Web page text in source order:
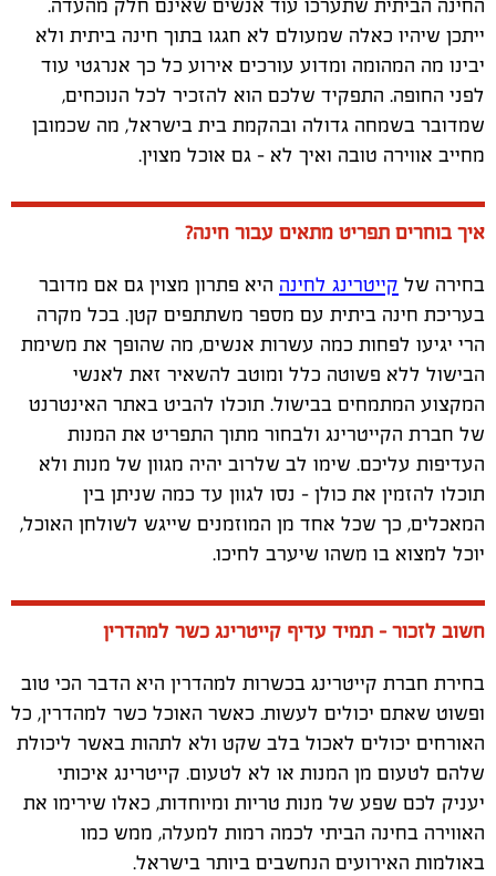
החינה הביתית שתערכו עוד אנשים שאינם חלק מהעדה.
ייתכן שיהיו כאלה שמעולם לא חגגו בתוך חינה ביתית ולא
יבינו מה המהומה ומדוע עורכים אירוע כל כך אנרגטי עוד
לפני החופה. התפקיד שלכם הוא להזכיר לכל הנוכחים,
שמדובר בשמחה גדולה ובהקמת בית בישראל, מה שכמובן
מחייב אווירה טובה ואיך לא – גם אוכל מצוין.
איך בוחרים תפריט מתאים עבור חינה?
בחירה של קייטרינג לחינה היא פתרון מצוין גם אם מדובר
בעריכת חינה ביתית עם מספר משתתפים קטן. בכל מקרה
הרי יגיעו לפחות כמה עשרות אנשים, מה שהופך את משימת
הבישול ללא פשוטה כלל ומוטב להשאיר זאת לאנשי
המקצוע המתמחים בבישול. תוכלו להביט באתר האינטרנט
של חברת הקייטרינג ולבחור מתוך התפריט את המנות
העדיפות עליכם. שימו לב שלרוב יהיה מגוון של מנות ולא
תוכלו להזמין את כולן – נסו לגוון עד כמה שניתן בין
המאכלים, כך שכל אחד מן המוזמנים שייגש לשולחן האוכל,
יוכל למצוא בו משהו שיערב לחיכו.
חשוב לזכור – תמיד עדיף קייטרינג כשר למהדרין
בחירת חברת קייטרינג בכשרות למהדרין היא הדבר הכי טוב
ופשוט שאתם יכולים לעשות. כאשר האוכל כשר למהדרין, כל
האורחים יכולים לאכול בלב שקט ולא לתהות באשר ליכולת
שלהם לטעום מן המנות או לא לטעום. קייטרינג איכותי
יעניק לכם שפע של מנות טריות ומיוחדות, כאלו שירימו את
האווירה בחינה הביתי לכמה רמות למעלה, ממש כמו
באולמות האירועים הנחשבים ביותר בישראל.